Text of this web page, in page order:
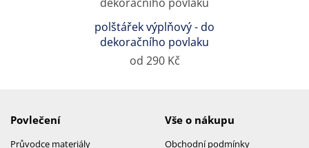
polštářek výplňový - do
dekoračního povlaku
od 290 Kč
Povlečení
Průvodce materiály
Vše o nákupu
Obchodní podmínky